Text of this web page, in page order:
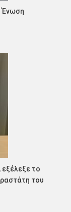
Ένωση
εξέλεξε το
του